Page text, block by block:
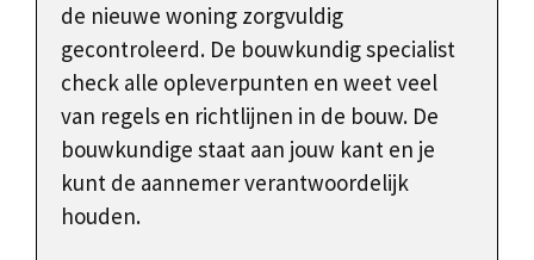
de nieuwe woning zorgvuldig
gecontroleerd. De bouwkundig specialist
check alle opleverpunten en weet veel
van regels en richtlijnen in de bouw. De
bouwkundige staat aan jouw kant en je
kunt de aannemer verantwoordelijk
houden.